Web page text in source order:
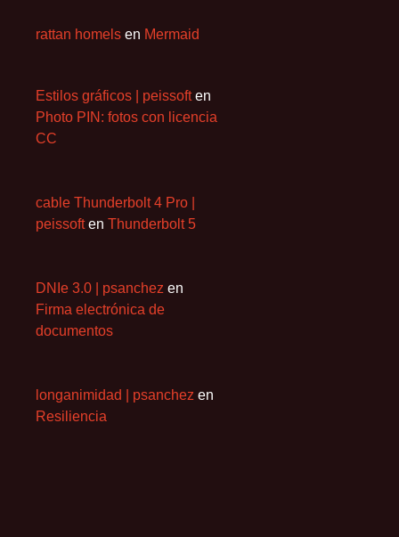
rattan homels en Mermaid
Estilos gráficos | peissoften
Photo PIN: fotos con licencia
CC
cable Thunderbolt 4 Pro |
peissoften Thunderbolt 5
DNIe 3.0 | psanchez en
Firma electrónica de
documentos
longanimidad | psanchez en
Resiliencia